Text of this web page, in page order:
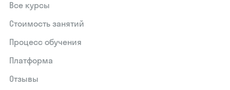
Все курсы
Стоимость занятий
Процесс обучения
Платформа
Отзывы